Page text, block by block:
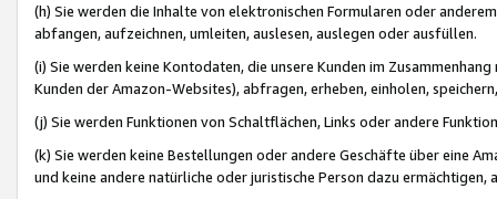
(h) Sie werden die Inhalte von elektronischen Formularen oder
abfangen, aufzeichnen, umleiten, auslesen, auslegen oder ausfüllen.
(i) Sie werden keine Kontodaten, die unsere Kunden im
Kunden der Amazon-Websites), abfragen, erheben, einholen,
(j) Sie werden Funktionen von Schaltflächen, Links oder andere
(k) Sie werden keine Bestellungen oder andere Geschäfte über eine
und keine andere natürliche oder juristische Person dazu